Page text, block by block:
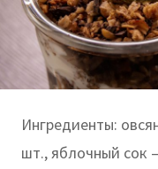
Ингредиенты:
шт., яблочный сок